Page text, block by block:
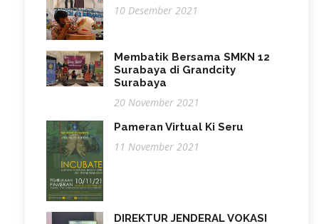
10 Desember 2021
Membatik Bersama SMKN 12
Surabaya di Grandcity
Surabaya
20 November 2021
Pameran Virtual Ki Seru
11 November 2021
DIREKTUR JENDERAL VOKASI